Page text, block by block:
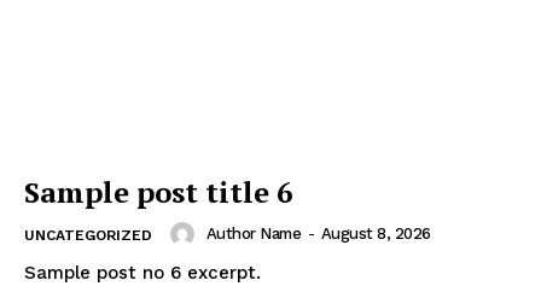
Sample post title 6
UNCATEGORIZED Author Name - August 8, 2026
Sample post no 6 excerpt.